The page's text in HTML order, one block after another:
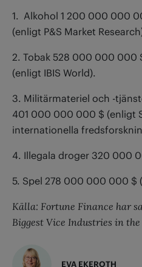
1. Alkohol 1 200 000 000
(enligt P&S Market
2. Tobak 528 000 000 000
(enligt IBIS World).
3. Militärmateriel och -
401 000 000 000 $ (enligt
internationella
4. Illegala droger 320 000
5. Spel 278 000 000 000 $
Källa: Fortune Finance har
Biggest Vice Industries in
EVA EKEROTH